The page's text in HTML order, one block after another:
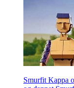
Smurfit Kappa